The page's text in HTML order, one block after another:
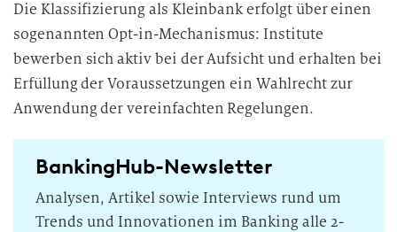
Die Klassifizierung als Kleinbank erfolgt über einen
sogenannten Opt-in-Mechanismus: Institute
bewerben sich aktiv bei der Aufsicht und erhalten bei
Erfüllung der Voraussetzungen ein Wahlrecht zur
Anwendung der vereinfachten Regelungen.
BankingHub-Newsletter
Analysen, Artikel sowie Interviews rund um
Trends und Innovationen im Banking alle 2-